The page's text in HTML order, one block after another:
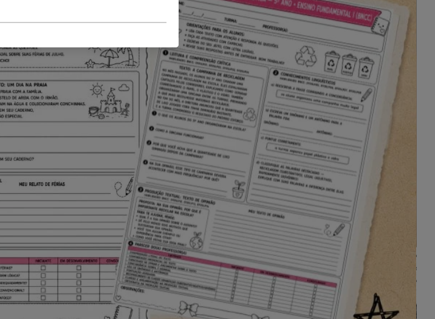
de aprendizado, estimulando a
criatividade e o raciocínio.
Arquivo em PDF não editável.